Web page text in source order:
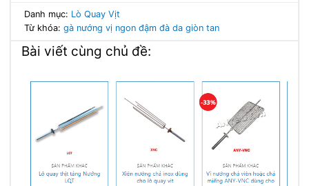
Danh mục: Lò Quay Vịt
Từ khóa: gà nướng vị ngon đậm đà da giòn tan
Bài viết cùng chủ đề: